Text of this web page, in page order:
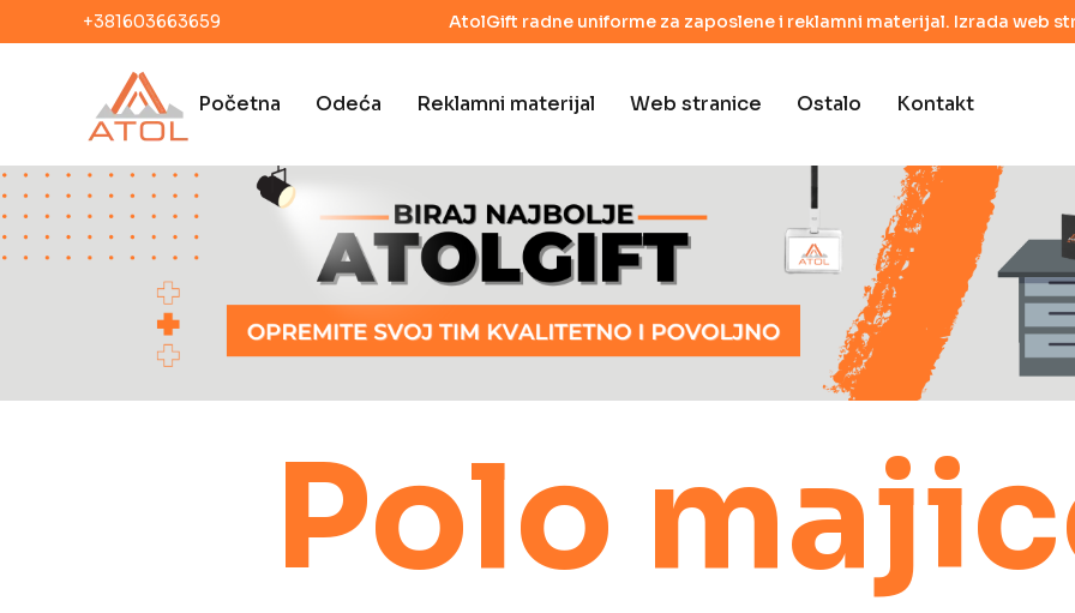
+381603663659 AtolGift radne uniforme za zaposlene i reklamni materijal. Izrada web
Početna Odeća Reklamni materijal Web stranice Ostalo Kontakt
Polo